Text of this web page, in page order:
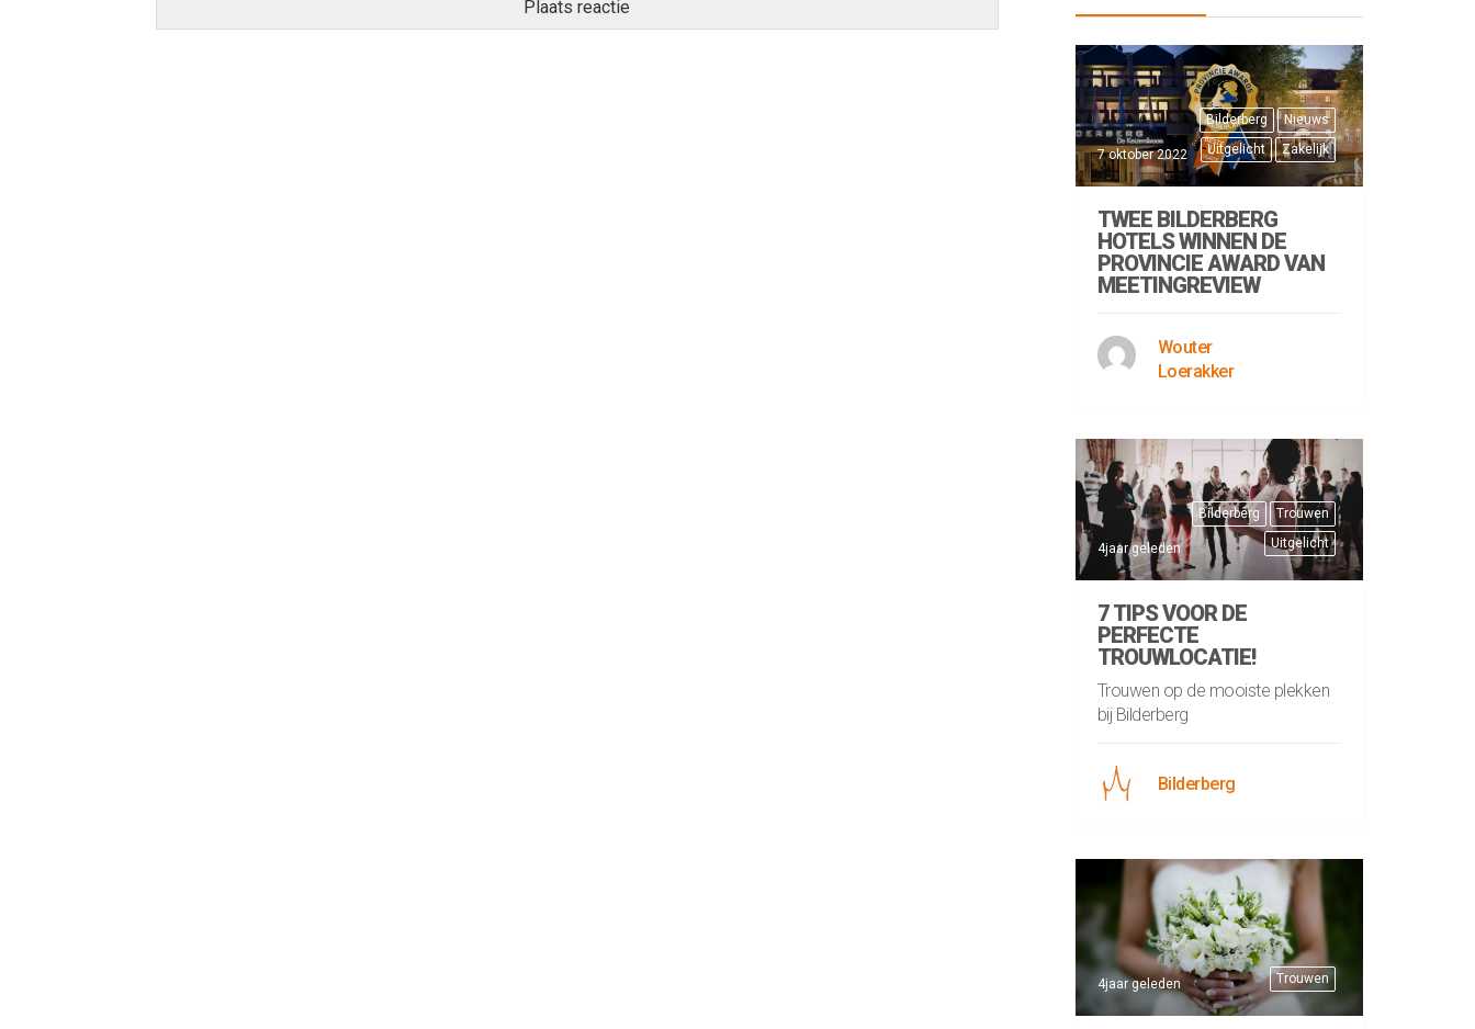
Bilderberg
Nieuws
Uitgelicht
Zakelijk
7 oktober 2022
TWEE BILDERBERG
HOTELS WINNEN DE
PROVINCIE AWARD VAN
MEETINGREVIEW
Wouter
Loerakker
Bilderberg
Trouwen
Uitgelicht
4jaar geleden
7 TIPS VOOR DE
PERFECTE
TROUWLOCATIE!
Trouwen op de mooiste plekken
bij Bilderberg
Bilderberg
Trouwen
4jaar geleden